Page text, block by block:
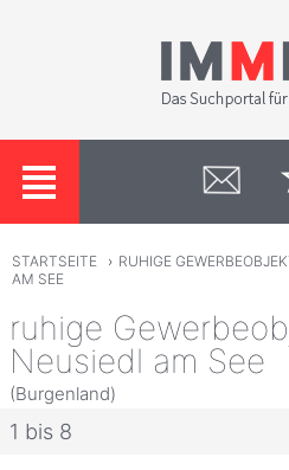
STARTSEITE › RUHIGE
AM SEE
ruhige
Neusiedl am See
(Burgenland)
1 bis 8